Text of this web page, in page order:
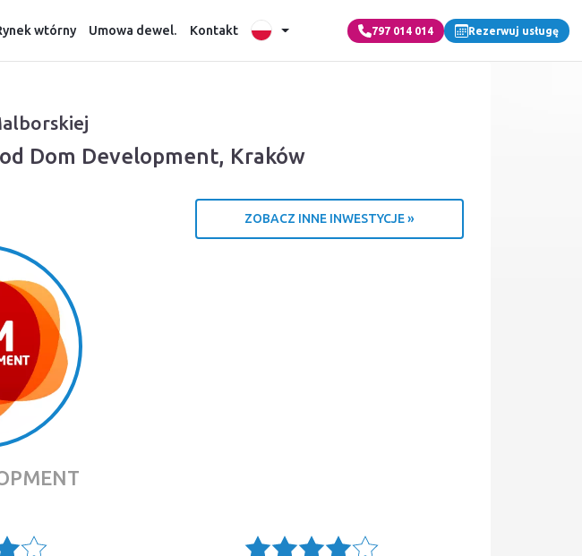
wtórny Umowa dewel. Kontakt 797 014 014 Rezerwuj usługę
Dom Development, Kraków
ZOBACZ INNE INWESTYCJE »